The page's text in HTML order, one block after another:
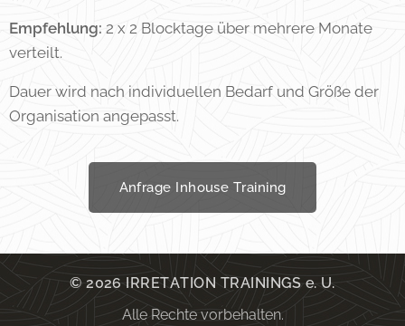
Empfehlung: 2 x 2 Blocktage über mehrere Monate
verteilt.
Dauer wird nach individuellen Bedarf und Größe der
Organisation angepasst.
Anfrage Inhouse Training
© 2026 IRRETATION TRAININGS e. U.
Alle Rechte vorbehalten.